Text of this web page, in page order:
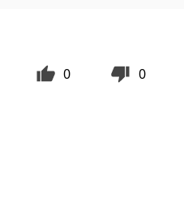
0 0